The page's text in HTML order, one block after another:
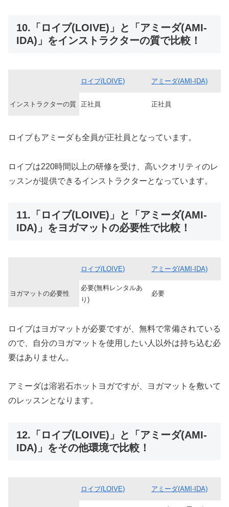
10.「ロイブ(LOIVE)」と「アミーダ(AMI-
IDA)」をインストラクターの質で比較！
ロイブ(LOIVE) アミーダ(AMI-IDA)
インストラクターの質 正社員 正社員
ロイブもアミーダも全員が正社員となっています。
ロイブは220時間以上の研修を受け、高いクオリティのレ
ッスンが提供できるインストラクターとなっています。
11.「ロイブ(LOIVE)」と「アミーダ(AMI-
IDA)」をヨガマットの必要性で比較！
ロイブ(LOIVE) アミーダ(AMI-IDA)
ヨガマットの必要性
必要(無料レンタルあ
り)
必要
ロイブはヨガマットが必要ですが、無料で常備されている
ので、自分のヨガマットを使用したい人以外は持ち込む必
要はありません。
アミーダは溶岩石ホットヨガですが、ヨガマットを敷いて
のレッスンとなります。
12.「ロイブ(LOIVE)」と「アミーダ(AMI-
IDA)」をその他環境で比較！
ロイブ(LOIVE) アミーダ(AMI-IDA)